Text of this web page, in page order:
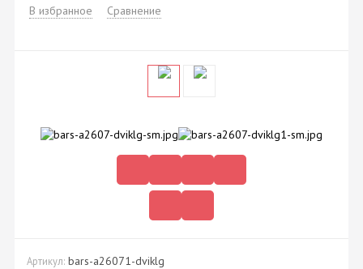
В избранное Сравнение
Артикул: bars-a26071-dviklg